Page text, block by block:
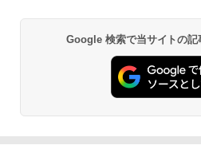
Google 検索で当サイトの記